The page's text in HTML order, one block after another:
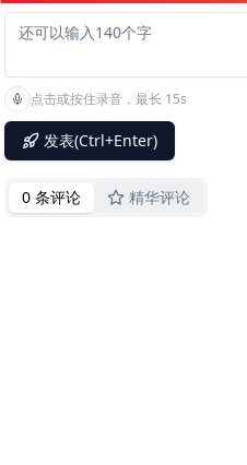
点击或按住录音，最长 15s
发表(Ctrl+Enter)
0 条评论 精华评论